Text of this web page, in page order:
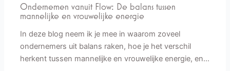
Ondernemen vanuit Flow: De balans tussen
mannelijke en vrouwelijke energie
In deze blog neem ik je mee in waarom zoveel
ondernemers uit balans raken, hoe je het verschil
herkent tussen mannelijke en vrouwelijke energie, en…